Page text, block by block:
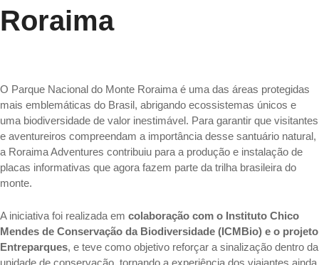
Roraima
O Parque Nacional do Monte Roraima é uma das áreas protegidas
mais emblemáticas do Brasil, abrigando ecossistemas únicos e
uma biodiversidade de valor inestimável. Para garantir que visitantes
e aventureiros compreendam a importância desse santuário natural,
a Roraima Adventures contribuiu para a produção e instalação de
placas informativas que agora fazem parte da trilha brasileira do
monte.
A iniciativa foi realizada em colaboração com o Instituto Chico
Mendes de Conservação da Biodiversidade (ICMBio) e o projeto
Entreparques, e teve como objetivo reforçar a sinalização dentro da
unidade de conservação, tornando a experiência dos viajantes ainda